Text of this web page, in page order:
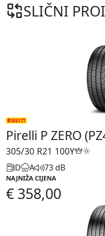
SLIČNI
Pirelli P ZERO
305/30 R21 100Y
D A 73 dB
NAJNIŽA CIJENA
€ 358,00